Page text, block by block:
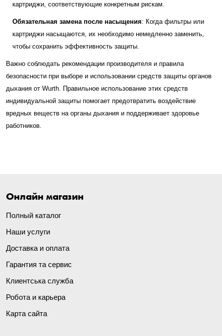
картриджи, соответствующие конкретным рискам.
Обязательная замена после насыщения: Когда фильтры или
картриджи насыщаются, их необходимо немедленно заменить,
чтобы сохранить эффективность защиты.
Важно соблюдать рекомендации производителя и правила
безопасности при выборе и использовании средств защиты органов
дыхания от Wurth. Правильное использование этих средств
индивидуальной защиты помогает предотвратить воздействие
вредных веществ на органы дыхания и поддерживает здоровье
работников.
Онлайн магазин
Полный каталог
Наши услуги
Доставка и оплата
Гарантия та сервис
Клиентська служба
Робота и карьера
Карта сайта